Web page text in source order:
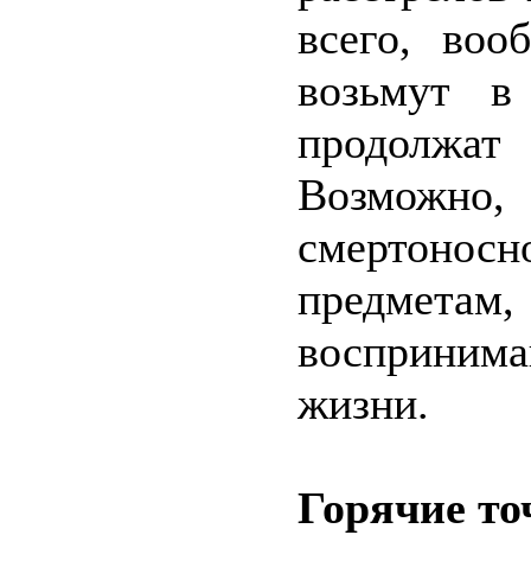
всего,
возьмут
жизни.
Горячие